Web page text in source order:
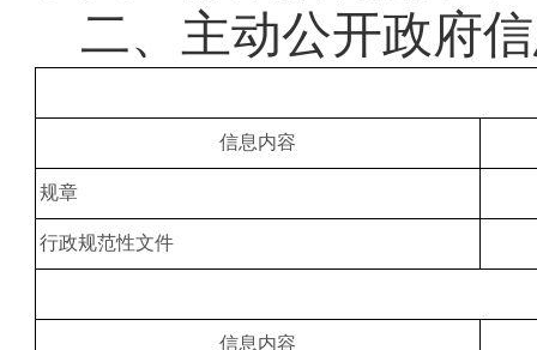
二、主动公开政府
信息内容
规章
行政规范性文件
信息内容